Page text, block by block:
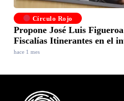
Círculo Rojo
Propone José Luis
Fiscalías Itinerantes en el
hace 1 mes